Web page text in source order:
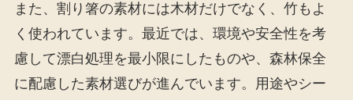
また、割り箸の素材には木材だけでなく、竹もよ
く使われています。最近では、環境や安全性を考
慮して漂白処理を最小限にしたものや、森林保全
に配慮した素材選びが進んでいます。用途やシー